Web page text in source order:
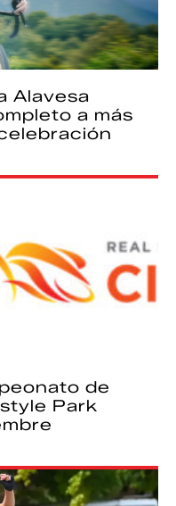
Alavesa
a más
de
Park